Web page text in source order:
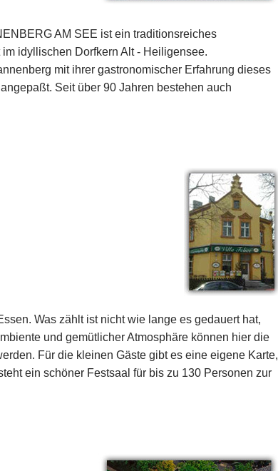
AM SEE ist ein traditionsreiches
idyllischen Dorfkern Alt - Heiligensee.
mit ihrer gastronomischer Erfahrung dieses
Seit über 90 Jahren bestehen auch
Was zählt ist nicht wie lange es gedauert hat,
und gemütlicher Atmosphäre können hier die
Für die kleinen Gäste gibt es eine eigene Karte,
ein schöner Festsaal für bis zu 130 Personen zur